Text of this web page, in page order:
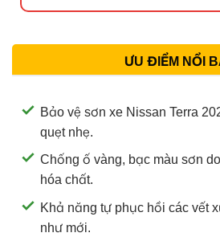
ƯU ĐIỂM NỔI
Bảo vệ sơn xe Nissan Terra
quẹt nhẹ.
Chống ố vàng, bạc màu sơn
hóa chất.
Khả năng tự phục hồi các vết
như mới.